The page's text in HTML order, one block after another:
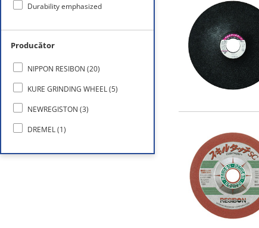
Durability emphasized
Producător
NIPPON RESIBON (20)
KURE GRINDING WHEEL(5)
NEWREGISTON (3)
DREMEL(1)